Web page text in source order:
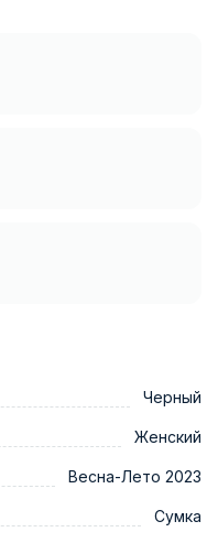
Черный
Женский
Весна-Лето 2023
Сумка